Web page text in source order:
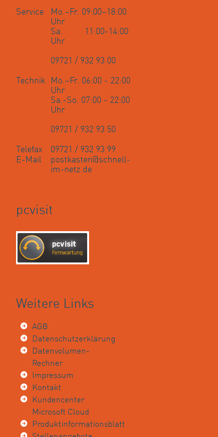
WPS – Wie richte ich meine Fritz!Box per WLAN und
WPS ein?
Mehrere Computer oder Endgeräte per LAN-Kabel
anschließen?
Wie schließe ich mein analoges Telefon an die Fritz!Box
Telefon an die Fritz!Box an?
Warum sollte ich auf meinen Router/Fritz!Box ein
Update einspielen?
Internetbrowser meldet „Dies ist keine sichere
Service
Mo.–Fr. 09:00–18:00
Uhr
Sa. 11:00-14:00
Uhr
09721 / 932 93 00
Technik
Mo.–Fr. 06:00 - 22:00
Uhr
Sa.-So. 07:00 - 22:00
Uhr
09721 / 932 93 50
Telefax
09721 / 932 93 99
E-Mail
postkasten@schnell-
im-netz.de
pcvisit
Weitere Links
AGB
Datenschutzerklärung
Datenvolumen-
Rechner
Impressum
Kontakt
Kundencenter
Microsoft Cloud
Produktinformationsblatt